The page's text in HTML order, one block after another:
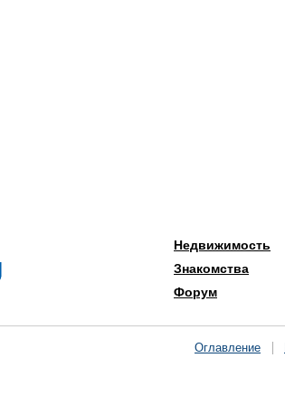
Недвижимость
Знакомства
Форум
Оглавление